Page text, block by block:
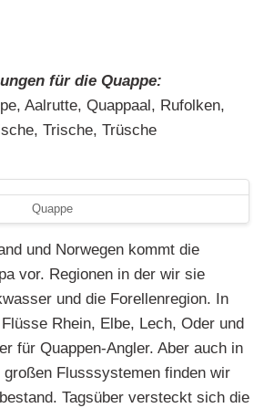
für die Quappe:
Aalrutte, Quappaal, Rufolken,
Trische, Trüsche
Quappe
und Norwegen kommt die
vor. Regionen in der wir sie
und die Forellenregion. In
Rhein, Elbe, Lech, Oder und
für Quappen-Angler. Aber auch in
großen Flusssystemen finden wir
Tagsüber versteckt sich die